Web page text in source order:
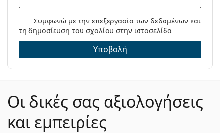
για φακούς επαφής
Όγκος θήκης:
2 x 3.9 ml
Συμφωνώ με τηνεπεξεργασία των δεδομένων και
τη δημοσίευση του σχολίου στην ιστοσελίδα
Υποβολή
Οι δικές σας αξιολογήσεις
και εμπειρίες